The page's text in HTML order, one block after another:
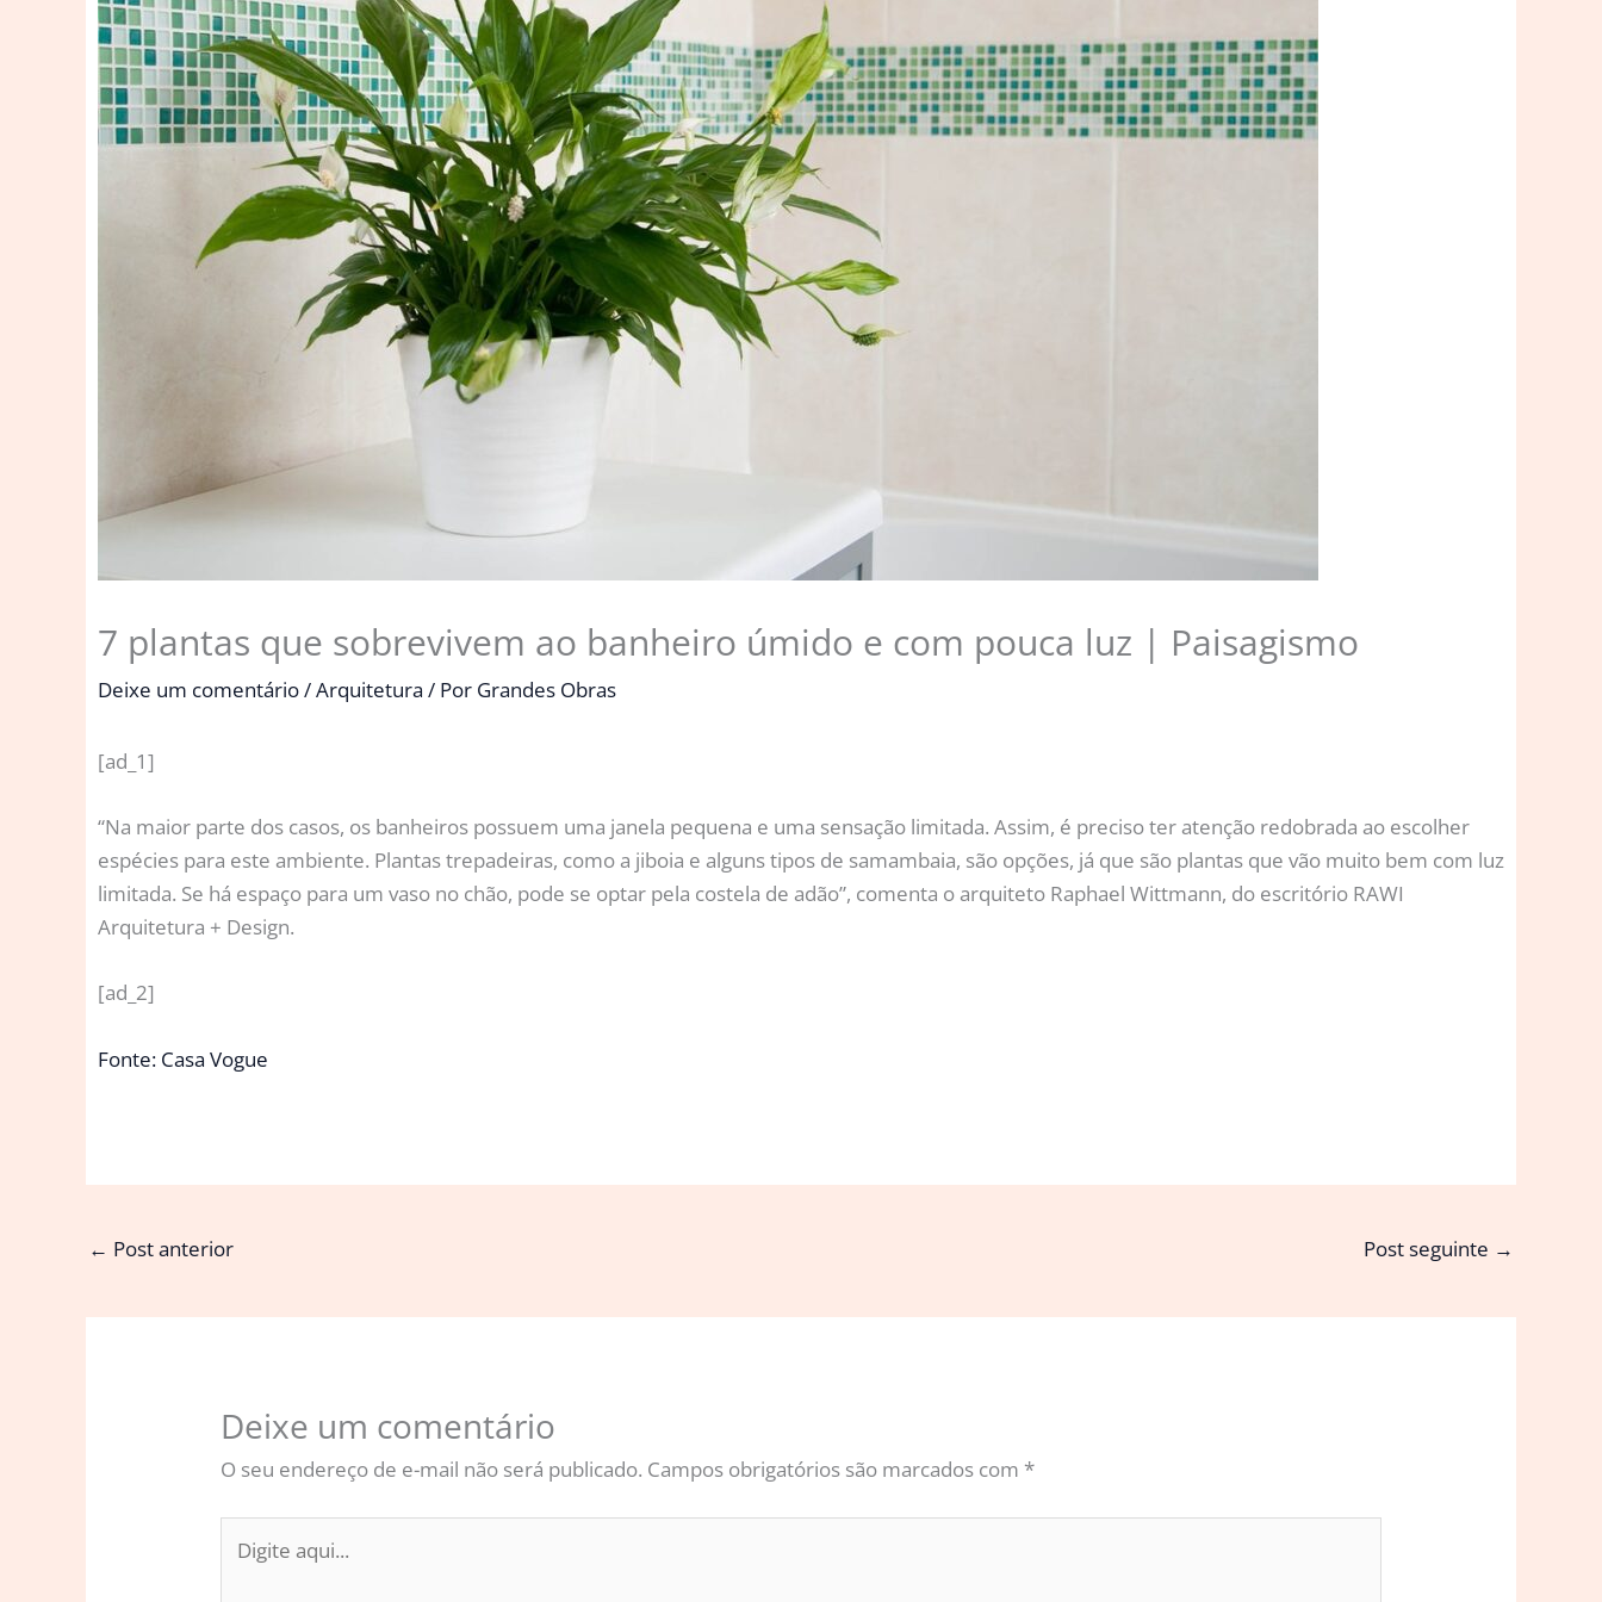
7 plantas que sobrevivem ao banheiro úmido e com pouca luz | Paisagismo
Deixe um comentário/Arquitetura / Por Grandes Obras
[ad_1]
“Na maior parte dos casos, os banheiros possuem uma janela pequena e uma sensação limitada. Assim, é preciso ter atenção redobrada ao escolher
espécies para este ambiente. Plantas trepadeiras, como a jiboia e alguns tipos de samambaia, são opções, já que são plantas que vão muito bem com luz
limitada. Se há espaço para um vaso no chão, pode se optar pela costela de adão”, comenta o arquiteto Raphael Wittmann, do escritório RAWI
Arquitetura + Design.
[ad_2]
Fonte: Casa Vogue
← Post anterior Post seguinte →
Deixe um comentário
O seu endereço de e-mail não será publicado. Campos obrigatórios são marcados com*
aqui...